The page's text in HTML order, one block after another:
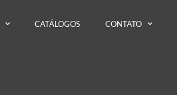
CATÁLOGOS CONTATO